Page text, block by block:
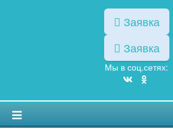
Заявка
Заявка
Мы в соц.сетях: